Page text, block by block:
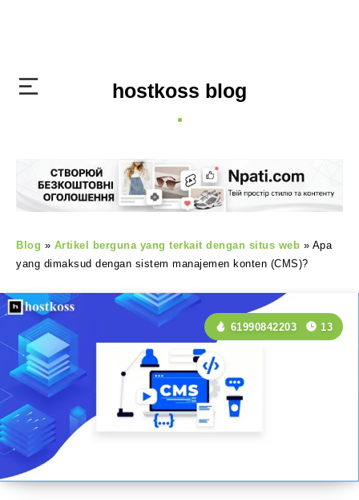
hostkoss blog
Blog » Artikel berguna yang terkait dengan situs web » Apa
yang dimaksud dengan sistem manajemen konten (CMS)?
61990842203 13